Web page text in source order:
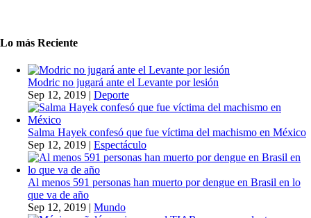
Lo más Reciente
Modric no jugará ante el Levante por lesión
Sep 12, 2019 | Deporte
Salma Hayek confesó que fue víctima del machismo en México
Sep 12, 2019 | Espectáculo
Al menos 591 personas han muerto por dengue en Brasil en lo
que va de año
Sep 12, 2019 | Mundo